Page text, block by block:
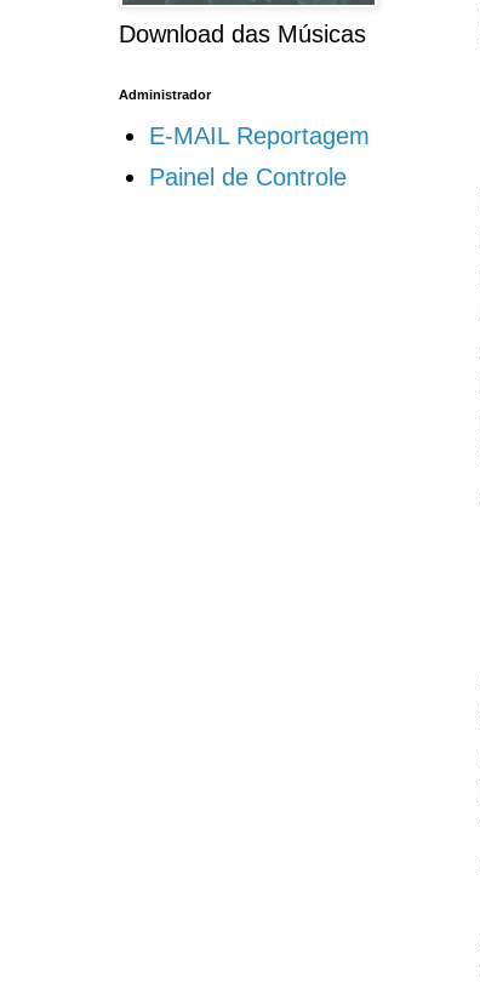
Download das Músicas
Administrador
E-MAIL Reportagem
Painel de Controle